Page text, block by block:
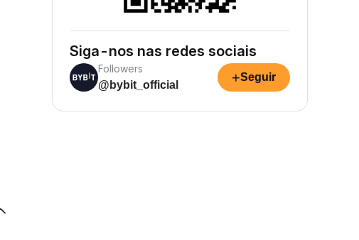
Siga-nos nas redes sociais
Followers
@bybit_official
+Seguir